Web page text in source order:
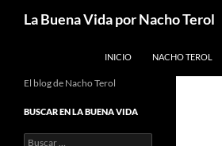
La Buena Vida por Nacho Terol
INICIO NACHO TEROL
El blog de Nacho Terol
BUSCAR EN LA BUENA VIDA
Buscar: